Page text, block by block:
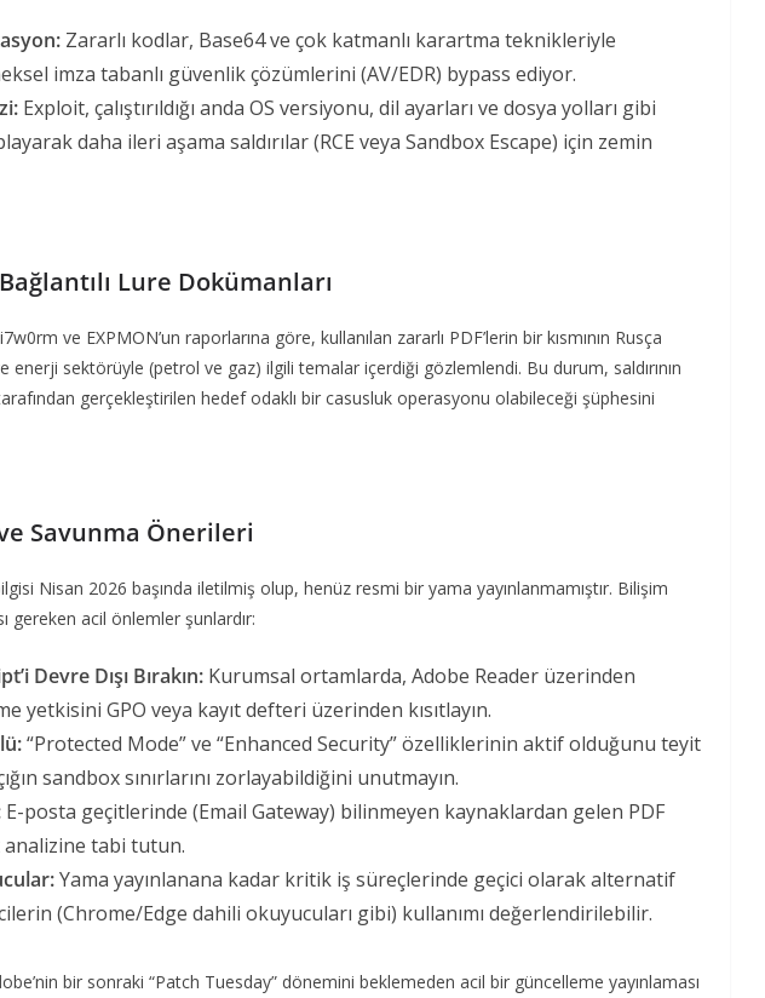
Zararlı kodlar, Base64 ve çok katmanlı karartma teknikleriyle
imza tabanlı güvenlik çözümlerini (AV/EDR) bypass ediyor.
Exploit, çalıştırıldığı anda OS versiyonu, dil ayarları ve dosya yolları gibi
daha ileri aşama saldırılar (RCE veya Sandbox Escape) için zemin
Lure Dokümanları
ve EXPMON’un raporlarına göre, kullanılan zararlı PDF’lerin bir kısmının Rusça
enerji sektörüyle (petrol ve gaz) ilgili temalar içerdiği gözlemlendi. Bu durum, saldırının
gerçekleştirilen hedef odaklı bir casusluk operasyonu olabileceği şüphesini
Savunma Önerileri
Nisan 2026 başında iletilmiş olup, henüz resmi bir yama yayınlanmamıştır. Bilişim
gereken acil önlemler şunlardır:
Devre Dışı Bırakın: Kurumsal ortamlarda, Adobe Reader üzerinden
yetkisini GPO veya kayıt defteri üzerinden kısıtlayın.
“Protected Mode” ve “Enhanced Security” özelliklerinin aktif olduğunu teyit
sandbox sınırlarını zorlayabildiğini unutmayın.
E-posta geçitlerinde (Email Gateway) bilinmeyen kaynaklardan gelen PDF
tabi tutun.
Yama yayınlanana kadar kritik iş süreçlerinde geçici olarak alternatif
(Chrome/Edge dahili okuyucuları gibi) kullanımı değerlendirilebilir.
bir sonraki “Patch Tuesday” dönemini beklemeden acil bir güncelleme yayınlaması